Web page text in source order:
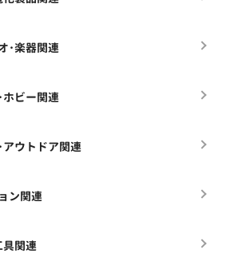
･楽器関連
ホビー関連
アウトドア関連
ン関連
具関連